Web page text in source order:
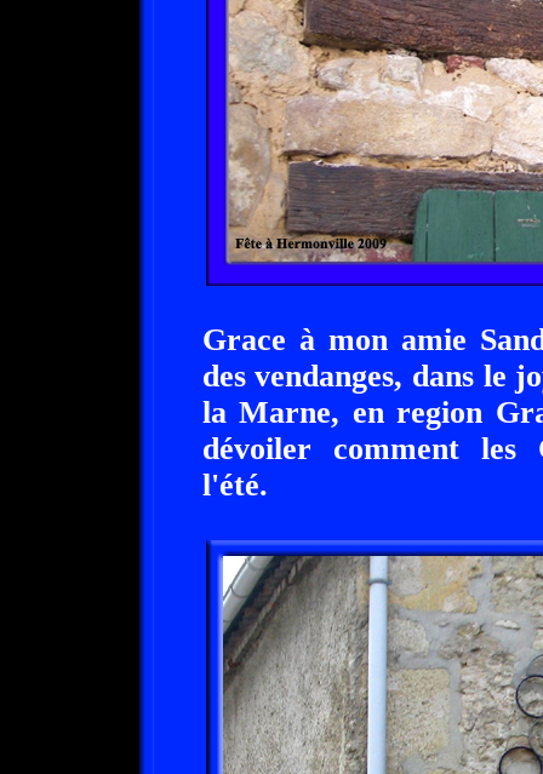
Grace à mon amie
des vendanges, dans le
la Marne, en region
dévoiler comment les
l'été.